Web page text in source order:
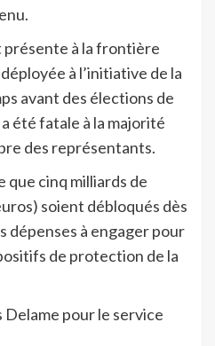
présente à la frontière
à l’initiative de la
avant des élections de
été fatale à la majorité
des représentants.
que cinq milliards de
soient débloqués dès
dépenses à engager pour
de protection de la
Delame pour le service